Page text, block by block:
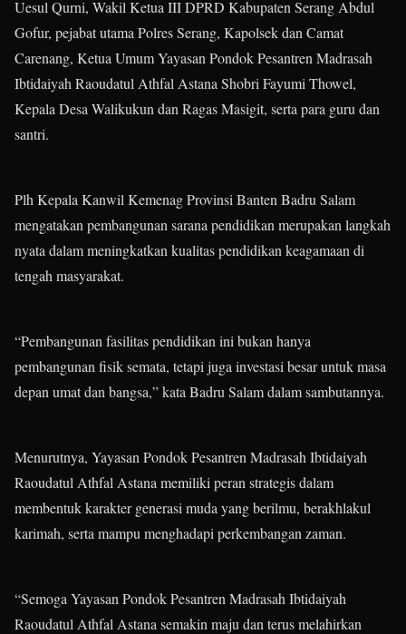
Uesul Qurni, Wakil Ketua III DPRD Kabupaten Serang Abdul
Gofur, pejabat utama Polres Serang, Kapolsek dan Camat
Carenang, Ketua Umum Yayasan Pondok Pesantren Madrasah
Ibtidaiyah Raoudatul Athfal Astana Shobri Fayumi Thowel,
Kepala Desa Walikukun dan Ragas Masigit, serta para guru dan
santri.
Plh Kepala Kanwil Kemenag Provinsi Banten Badru Salam
mengatakan pembangunan sarana pendidikan merupakan langkah
nyata dalam meningkatkan kualitas pendidikan keagamaan di
tengah masyarakat.
“Pembangunan fasilitas pendidikan ini bukan hanya
pembangunan fisik semata, tetapi juga investasi besar untuk masa
depan umat dan bangsa,” kata Badru Salam dalam sambutannya.
Menurutnya, Yayasan Pondok Pesantren Madrasah Ibtidaiyah
Raoudatul Athfal Astana memiliki peran strategis dalam
membentuk karakter generasi muda yang berilmu, berakhlakul
karimah, serta mampu menghadapi perkembangan zaman.
“Semoga Yayasan Pondok Pesantren Madrasah Ibtidaiyah
Raoudatul Athfal Astana semakin maju dan terus melahirkan